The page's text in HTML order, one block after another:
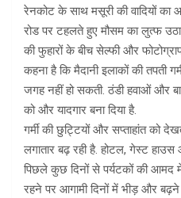
रेनकोट के साथ मसूरी की वादियों
रोड पर टहलते हुए मौसम का लुत्फ
की फुहारों के बीच सेल्फी और
कहना है कि मैदानी इलाकों की तपती
जगह नहीं हो सकती. ठंडी हवाओं और
को और यादगार बना दिया है.
गर्मी की छुट्टियों और सप्ताहांत को
लगातार बढ़ रही है. होटल, गेस्ट
पिछले कुछ दिनों से पर्यटकों की आमद
रहने पर आगामी दिनों में भीड़ और